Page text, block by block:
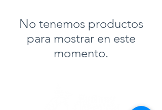
No tenemos productos
para mostrar en este
momento.